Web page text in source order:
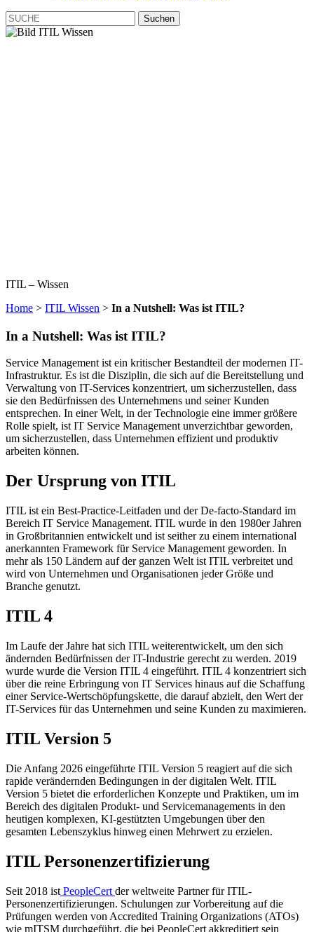
Suchen
ITIL – Wissen
Home > ITIL Wissen > In a Nutshell: Was ist ITIL?
In a Nutshell: Was ist ITIL?
Service Management ist ein kritischer Bestandteil der modernen IT-
Infrastruktur. Es ist die Disziplin, die sich auf die Bereitstellung und
Verwaltung von IT-Services konzentriert, um sicherzustellen, dass
sie den Bedürfnissen des Unternehmens und seiner Kunden
entsprechen. In einer Welt, in der Technologie eine immer größere
Rolle spielt, ist IT Service Management unverzichtbar geworden,
um sicherzustellen, dass Unternehmen effizient und produktiv
arbeiten können.
Der Ursprung von ITIL
ITIL ist ein Best-Practice-Leitfaden und der De-facto-Standard im
Bereich IT Service Management. ITIL wurde in den 1980er Jahren
in Großbritannien entwickelt und ist seither zu einem international
anerkannten Framework für Service Management geworden. In
mehr als 150 Ländern auf der ganzen Welt ist ITIL verbreitet und
wird von Unternehmen und Organisationen jeder Größe und
Branche genutzt.
ITIL 4
Im Laufe der Jahre hat sich ITIL weiterentwickelt, um den sich
ändernden Bedürfnissen der IT-Industrie gerecht zu werden. 2019
wurde wurde die Version ITIL 4 eingeführt. ITIL 4 konzentriert sich
über die reine Erbringung von IT Services hinaus auf die Schaffung
einer Service-Wertschöpfungskette, die darauf abzielt, den Wert der
IT-Services für das Unternehmen und seine Kunden zu maximieren.
ITIL Version 5
Die Anfang 2026 eingeführte ITIL Version 5 reagiert auf die sich
rapide verändernden Bedingungen in der digitalen Welt. ITIL
Version 5 bietet die erforderlichen Konzepte und Praktiken, um im
Bereich des digitalen Produkt- und Servicemanagements in den
heutigen komplexen, KI-gestützten Umgebungen über den
gesamten Lebenszyklus hinweg einen Mehrwert zu erzielen.
ITIL Personenzertifizierung
Seit 2018 ist PeopleCert der weltweite Partner für ITIL-
Personenzertifizierungen. Schulungen zur Vorbereitung auf die
Prüfungen werden von Accredited Training Organizations (ATOs)
wie mITSM durchgeführt, die bei PeopleCert akkreditiert sein